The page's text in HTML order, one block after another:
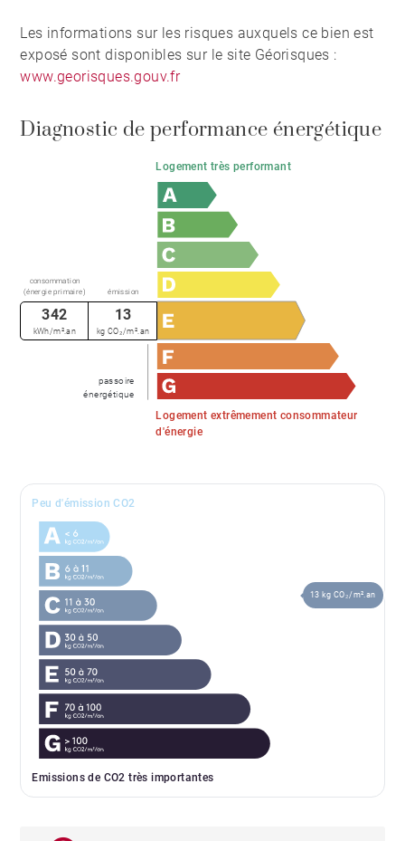
situe à seulement 80 mètres.
Contactez-nous pour plus d’informations.
Les informations sur les risques auxquels ce bien est
exposé sont disponibles sur le site Géorisques :
www.georisques.gouv.fr
Diagnostic de performance énergétique
Logement très performant
Logement extrêmement consommateur
d'énergie
passoire
énergétique
consommation
(énergie primaire)
émission
342
kWh/m².an
13
kg CO₂/m².an
Peu d'émission CO2
Emissions de CO2 très importantes
13 kg CO₂/m².an